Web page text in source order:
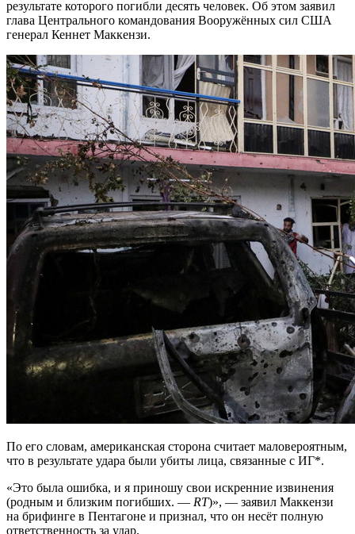
результате которого погибли десять человек. Об этом заявил
глава Центрального командования Вооружённых сил США
генерал Кеннет Маккензи.
По его словам, американская сторона считает маловероятным,
что в результате удара были убиты лица, связанные с ИГ*.
«Это была ошибка, и я приношу свои искренние извинения
(родным и близким погибших. — RT)», — заявил Маккензи
на брифинге в Пентагоне и признал, что он несёт полную
ответственность за удар.